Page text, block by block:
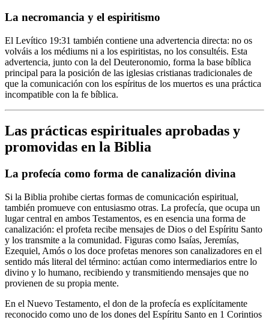
La necromancia y el espiritismo
El Levítico 19:31 también contiene una advertencia directa: no os
volváis a los médiums ni a los espiritistas, no los consultéis. Esta
advertencia, junto con la del Deuteronomio, forma la base bíblica
principal para la posición de las iglesias cristianas tradicionales de
que la comunicación con los espíritus de los muertos es una práctica
incompatible con la fe bíblica.
Las prácticas espirituales aprobadas y
promovidas en la Biblia
La profecía como forma de canalización divina
Si la Biblia prohibe ciertas formas de comunicación espiritual,
también promueve con entusiasmo otras. La profecía, que ocupa un
lugar central en ambos Testamentos, es en esencia una forma de
canalización: el profeta recibe mensajes de Dios o del Espíritu Santo
y los transmite a la comunidad. Figuras como Isaías, Jeremías,
Ezequiel, Amós o los doce profetas menores son canalizadores en el
sentido más literal del término: actúan como intermediarios entre lo
divino y lo humano, recibiendo y transmitiendo mensajes que no
provienen de su propia mente.
En el Nuevo Testamento, el don de la profecía es explícitamente
reconocido como uno de los dones del Espíritu Santo en 1 Corintios